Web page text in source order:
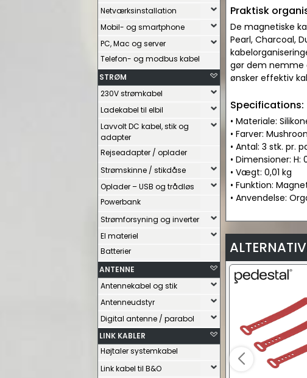
Netværksinstallation
Mobil- og smartphone
PC, Mac og server
Telefon- og modbus kabel
STRØM
230V strømkabel
Ladekabel til elbil
Lavvolt DC kabel, stik og
adapter
Rejseadapter / oplader
Strømskinne / stikdåse
Oplader – USB og trådløs
Powerbank
Strømforsyning og inverter
El materiel
Batterier
ANTENNE
Antennekabel og stik
Antenneudstyr
Digital antenne / parabol
LINK KABLER
Højtaler systemkabel
Link kabel til B&O
Praktisk
De magnetiske
Pearl, Charcoal,
gør dem nemme
ønsker effektiv
Specifications:
• Materiale:
• Farver:
• Antal: 3 stk. pr.
• Dimensioner: H:
• Vægt: 0,01 kg
• Funktion:
• Anvendelse: